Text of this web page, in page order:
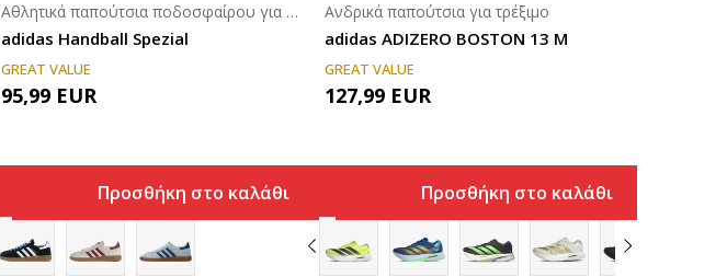
adidas Handball Spezial
Αθλητικά παπούτσια ποδοσφαίρου για άνδρες
GREAT VALUE
95,99 EUR
Προσθήκη στο καλάθι
adidas ADIZERO BOSTON 13 M
Ανδρικά παπούτσια για τρέξιμο
GREAT VALUE
127,99 EUR
Προσθήκη στο καλάθι